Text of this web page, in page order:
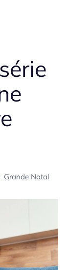
Grande Natal